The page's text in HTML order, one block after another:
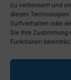
zu verbessern und
diesen
Surfverhalten oder
Sie Ihre
Funktionen